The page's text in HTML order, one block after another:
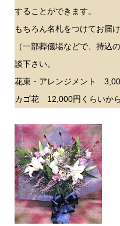
することができます。
もちろん名札をつけてお届け
（一部葬儀場などで、持込
談下さい。
花束・アレンジメント
カゴ花 12,000円くらいから